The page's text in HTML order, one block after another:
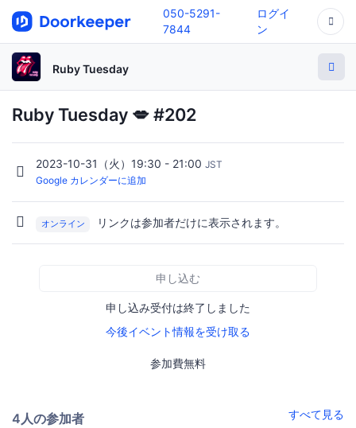
050-5291-
7844
ログイ
ン
Ruby Tuesday
Ruby Tuesday 💋 #202
2023-10-31（火）19:30 - 21:00 JST
Google カレンダーに追加
オンライン リンクは参加者だけに表示されます。
申し込む
申し込み受付は終了しました
今後イベント情報を受け取る
参加費無料
4人の参加者 すべて見る